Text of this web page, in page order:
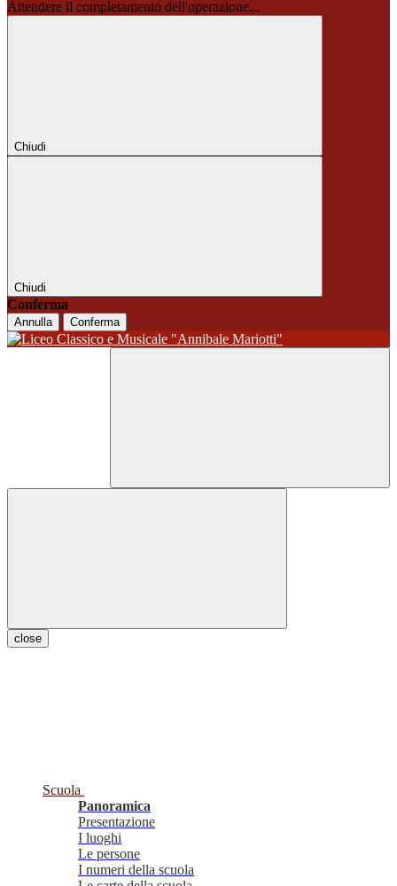
Attendere il completamento dell'operazione...
Chiudi
Chiudi
Conferma
Annulla Conferma
close
Scuola
Panoramica
Presentazione
I luoghi
Le persone
I numeri della scuola